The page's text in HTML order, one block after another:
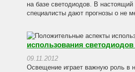
на базе светодиодов. В
специалисты дают прогнозы о не
использования
09.11.2012
Освещение играет важную роль в